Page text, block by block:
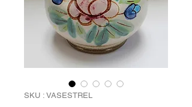
SKU : VASESTREL